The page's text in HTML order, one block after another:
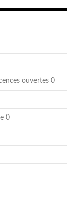
ouvertes 0
0